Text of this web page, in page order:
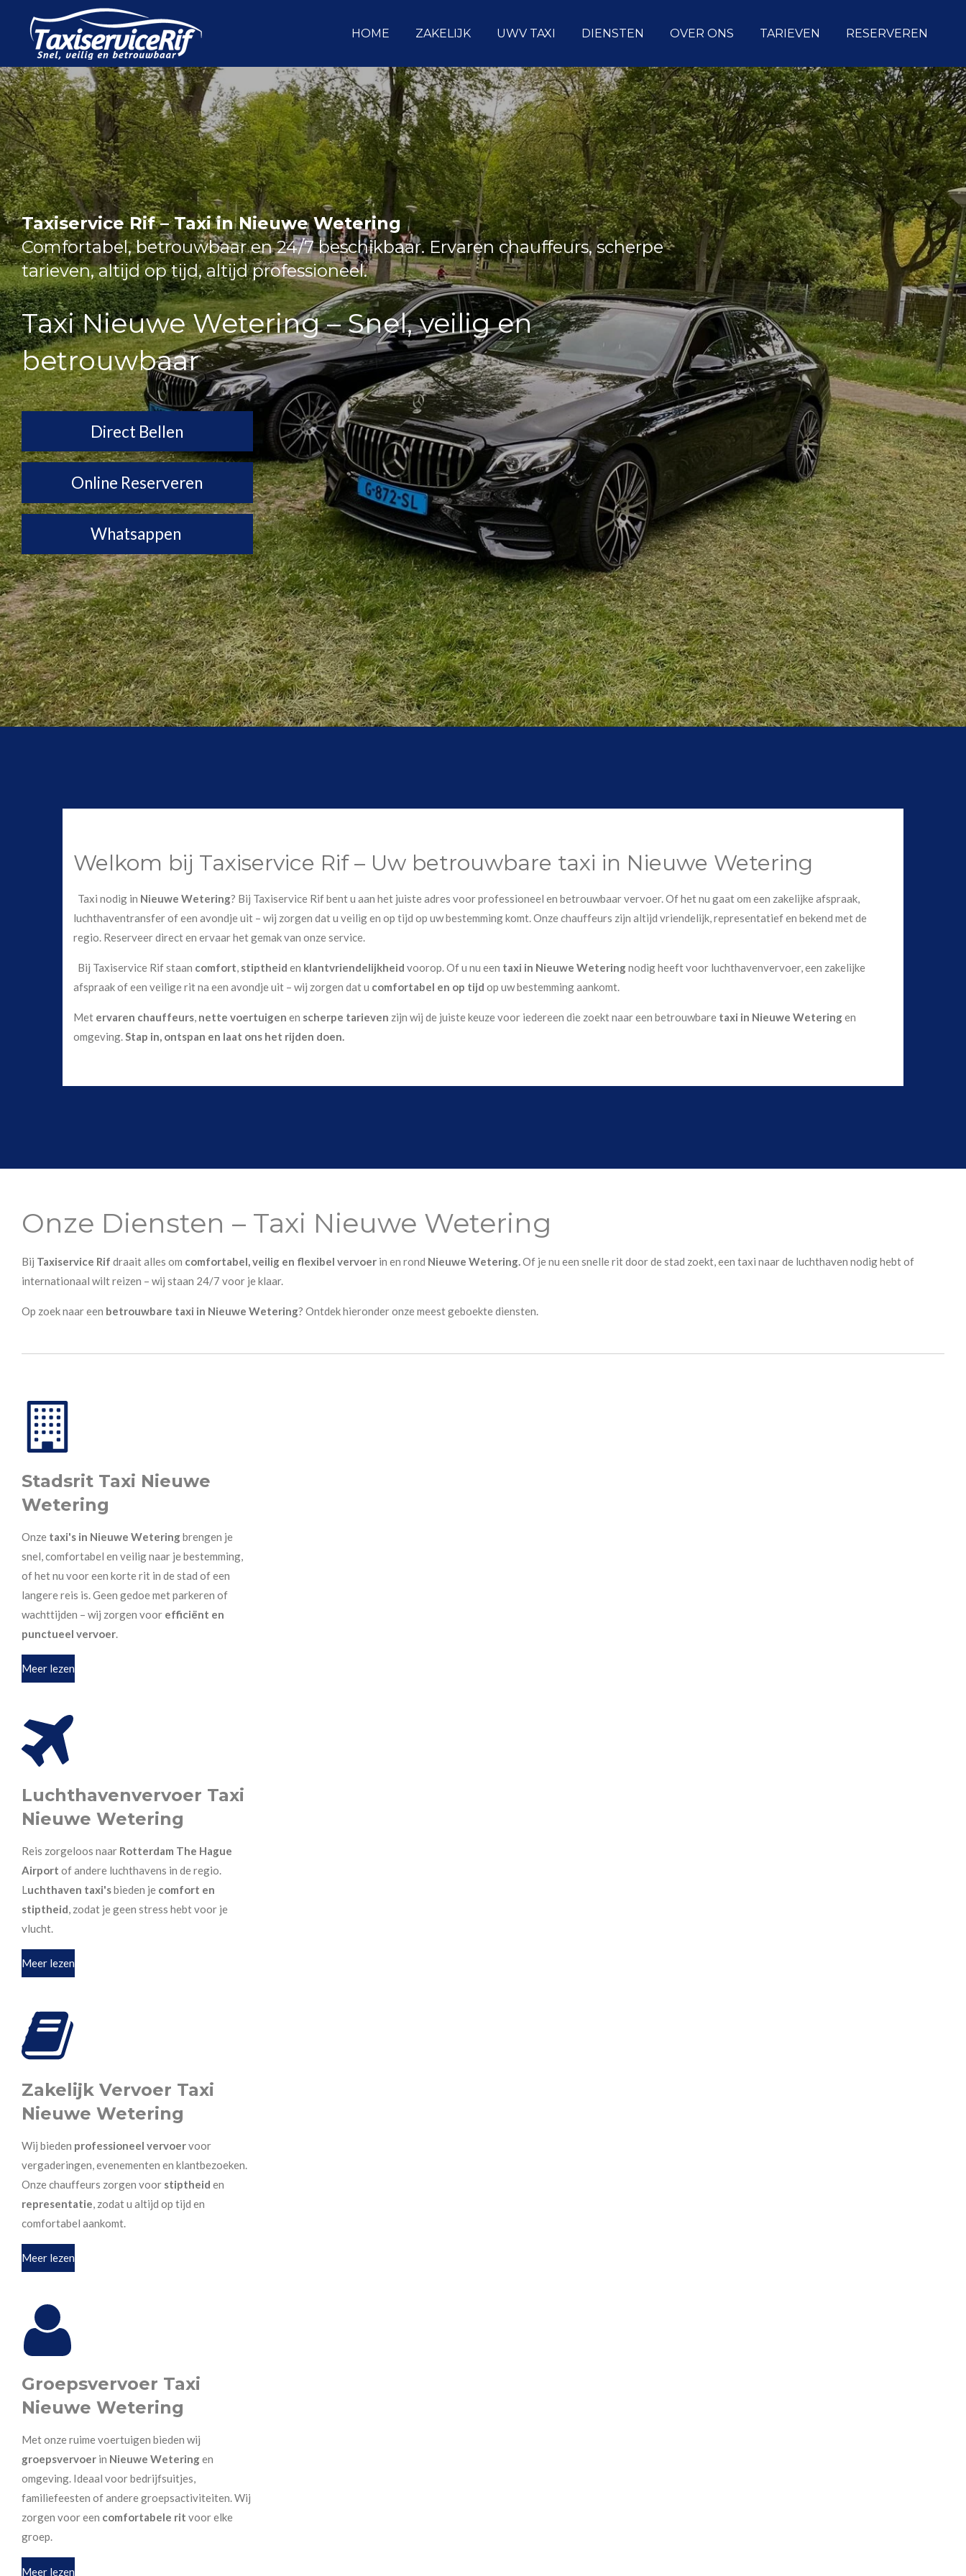
direct
de
hoofdinhoud
HOME ZAKELIJK UWV TAXI DIENSTEN OVER ONS TARIEVEN RESERVEREN
Taxiservice Rif – Taxi in Nieuwe Wetering
Comfortabel, betrouwbaar en 24/7 beschikbaar. Ervaren chauffeurs, scherpe
tarieven, altijd op tijd, altijd professioneel.
Taxi Nieuwe Wetering – Snel, veilig en
betrouwbaar
Direct Bellen
Online Reserveren
Whatsappen
Welkom bij Taxiservice Rif – Uw betrouwbare taxi in Nieuwe Wetering
Taxi nodig in Nieuwe Wetering? Bij Taxiservice Rif bent u aan het juiste adres voor professioneel en betrouwbaar vervoer. Of het nu gaat om een zakelijke afspraak,
luchthaventransfer of een avondje uit – wij zorgen dat u veilig en op tijd op uw bestemming komt. Onze chauffeurs zijn altijd vriendelijk, representatief en bekend met de
regio. Reserveer direct en ervaar het gemak van onze service.
Bij Taxiservice Rif staan comfort, stiptheid en klantvriendelijkheid voorop. Of u nu een taxi in Nieuwe Weteringnodig heeft voor luchthavenvervoer, een zakelijke
afspraak of een veilige rit na een avondje uit – wij zorgen dat u comfortabel en op tijd op uw bestemming aankomt.
Met ervaren chauffeurs, nette voertuigen en scherpe tarieven zijn wij de juiste keuze voor iedereen die zoekt naar een betrouwbare taxi in Nieuwe Weteringen
omgeving.Stap in, ontspan en laat ons het rijden doen.
Onze Diensten – Taxi Nieuwe Wetering
Bij Taxiservice Rif draait alles om comfortabel, veilig en flexibel vervoer in en rond Nieuwe Wetering.Of je nu een snelle rit door de stad zoekt, een taxi naar de luchthaven nodig hebt of
internationaal wilt reizen – wij staan 24/7 voor je klaar.
Op zoek naar een betrouwbare taxi in Nieuwe Wetering? Ontdek hieronder onze meest geboekte diensten.
Stadsrit Taxi Nieuwe
Wetering
Onze taxi's in Nieuwe Weteringbrengen je
snel, comfortabel en veilig naar je bestemming,
of het nu voor een korte rit in de stad of een
langere reis is. Geen gedoe met parkeren of
wachttijden – wij zorgen voor efficiënt en
punctueel vervoer.
Meer lezen
Luchthavenvervoer Taxi
Nieuwe Wetering
Reis zorgeloos naar Rotterdam The Hague
Airport of andere luchthavens in de regio.
Luchthaven taxi'sbieden je comfort en
stiptheid, zodat je geen stress hebt voor je
vlucht.
Meer lezen
Zakelijk Vervoer Taxi
Nieuwe Wetering
Wij bieden professioneel vervoervoor
vergaderingen, evenementen en klantbezoeken.
Onze chauffeurs zorgen voor stiptheid en
representatie , zodat u altijd op tijd en
comfortabel aankomt.
Meer lezen
Groepsvervoer Taxi
Nieuwe Wetering
Met onze ruime voertuigen bieden wij
groepsvervoer in Nieuwe Weteringen
omgeving. Ideaal voor bedrijfsuitjes,
familiefeesten of andere groepsactiviteiten. Wij
zorgen voor een comfortabele rit voor elke
groep.
Meer lezen